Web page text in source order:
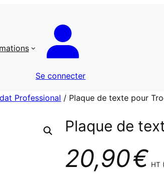
Se connecter
Professional / Plaque de texte pour
Plaque de
20,90€ HT (